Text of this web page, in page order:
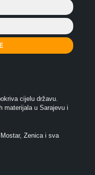
cijelu državu.
materijala u Sarajevu i
Zenica i sva